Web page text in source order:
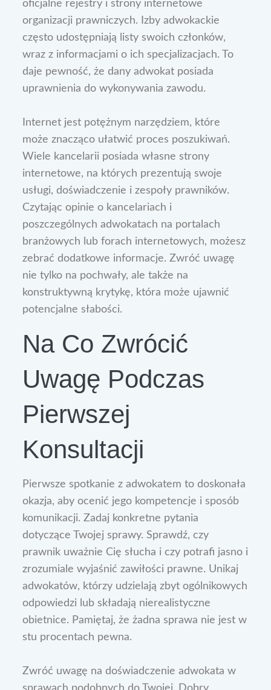
oficjalne rejestry i strony internetowe
organizacji prawniczych. Izby adwokackie
często udostępniają listy swoich członków,
wraz z informacjami o ich specjalizacjach. To
daje pewność, że dany adwokat posiada
uprawnienia do wykonywania zawodu.
Internet jest potężnym narzędziem, które
może znacząco ułatwić proces poszukiwań.
Wiele kancelarii posiada własne strony
internetowe, na których prezentują swoje
usługi, doświadczenie i zespoły prawników.
Czytając opinie o kancelariach i
poszczególnych adwokatach na portalach
branżowych lub forach internetowych, możesz
zebrać dodatkowe informacje. Zwróć uwagę
nie tylko na pochwały, ale także na
konstruktywną krytykę, która może ujawnić
potencjalne słabości.
Na Co Zwrócić
Uwagę Podczas
Pierwszej
Konsultacji
Pierwsze spotkanie z adwokatem to doskonała
okazja, aby ocenić jego kompetencje i sposób
komunikacji. Zadaj konkretne pytania
dotyczące Twojej sprawy. Sprawdź, czy
prawnik uważnie Cię słucha i czy potrafi jasno i
zrozumiale wyjaśnić zawiłości prawne. Unikaj
adwokatów, którzy udzielają zbyt ogólnikowych
odpowiedzi lub składają nierealistyczne
obietnice. Pamiętaj, że żadna sprawa nie jest w
stu procentach pewna.
Zwróć uwagę na doświadczenie adwokata w